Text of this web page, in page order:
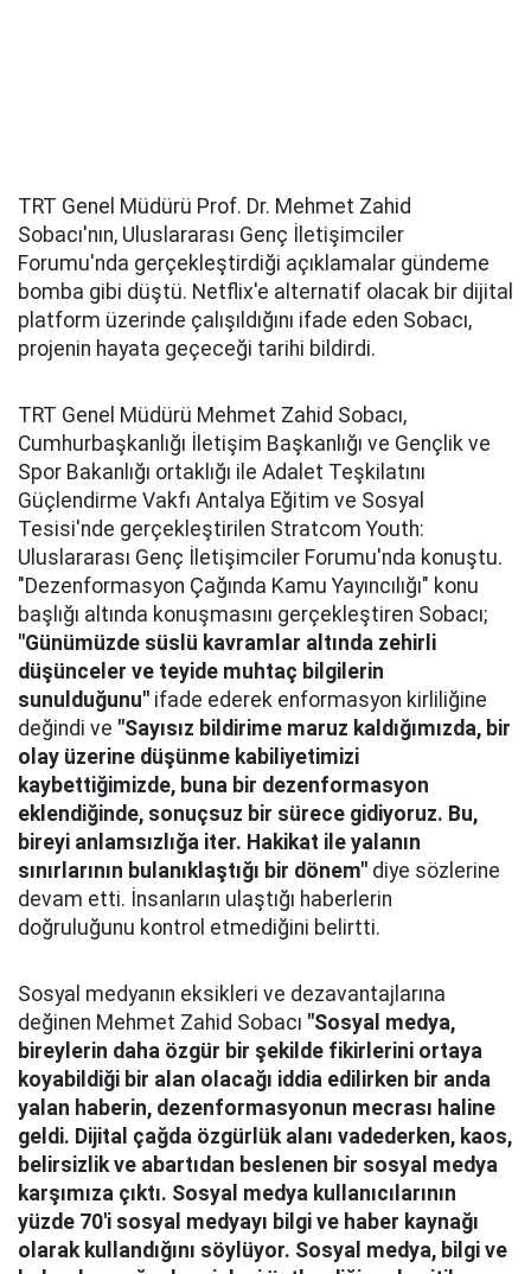
TRT Genel Müdürü Prof. Dr. Mehmet Zahid
Sobacı'nın, Uluslararası Genç İletişimciler
Forumu'nda gerçekleştirdiği açıklamalar gündeme
bomba gibi düştü. Netflix'e alternatif olacak bir dijital
platform üzerinde çalışıldığını ifade eden Sobacı,
projenin hayata geçeceği tarihi bildirdi.
TRT Genel Müdürü Mehmet Zahid Sobacı,
Cumhurbaşkanlığı İletişim Başkanlığı ve Gençlik ve
Spor Bakanlığı ortaklığı ile Adalet Teşkilatını
Güçlendirme Vakfı Antalya Eğitim ve Sosyal
Tesisi'nde gerçekleştirilen Stratcom Youth:
Uluslararası Genç İletişimciler Forumu'nda konuştu.
"Dezenformasyon Çağında Kamu Yayıncılığı" konu
başlığı altında konuşmasını gerçekleştiren Sobacı;
"Günümüzde süslü kavramlar altında zehirli
düşünceler ve teyide muhtaç bilgilerin
sunulduğunu" ifade ederek enformasyon kirliliğine
değindi ve "Sayısız bildirime maruz kaldığımızda, bir
olay üzerine düşünme kabiliyetimizi
kaybettiğimizde, buna bir dezenformasyon
eklendiğinde, sonuçsuz bir sürece gidiyoruz. Bu,
bireyi anlamsızlığa iter. Hakikat ile yalanın
sınırlarının bulanıklaştığı bir dönem" diye sözlerine
devam etti. İnsanların ulaştığı haberlerin
doğruluğunu kontrol etmediğini belirtti.
Sosyal medyanın eksikleri ve dezavantajlarına
değinen Mehmet Zahid Sobacı "Sosyal medya,
bireylerin daha özgür bir şekilde fikirlerini ortaya
koyabildiği bir alan olacağı iddia edilirken bir anda
yalan haberin, dezenformasyonun mecrası haline
geldi. Dijital çağda özgürlük alanı vadederken, kaos,
belirsizlik ve abartıdan beslenen bir sosyal medya
karşımıza çıktı. Sosyal medya kullanıcılarının
yüzde 70'i sosyal medyayı bilgi ve haber kaynağı
olarak kullandığını söylüyor. Sosyal medya, bilgi ve